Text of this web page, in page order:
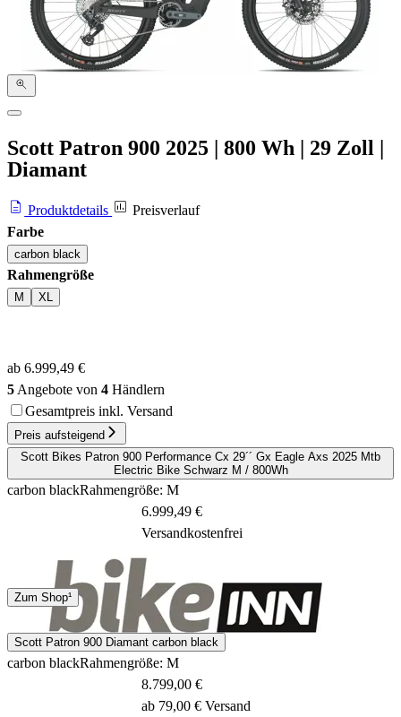
Scott Patron 900 2025 | 800 Wh | 29 Zoll |
Diamant
Produktdetails
Preisverlauf
Farbe
carbon black
Rahmengröße
M XL
ab 6.999,49 €
5 Angebote von 4 Händlern
Gesamtpreis inkl. Versand
Preis aufsteigend
Scott Bikes Patron 900 Performance Cx 29´´ Gx Eagle Axs 2025 Mtb
Electric Bike Schwarz M / 800Wh
carbon blackRahmengröße: M
Spedition
9 - 11 Tage
6.999,49 €
Versandkostenfrei
Zum Shop¹
Scott Patron 900 Diamant carbon black
carbon blackRahmengröße: M
8.799,00 €
ab 79,00 € Versand